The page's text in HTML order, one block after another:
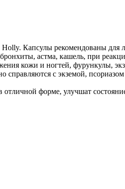
Holly. Капсулы рекомендованы для
астма, кашель, при
кожи и ногтей, фурункулы,
с экземой,
форме, улучшат